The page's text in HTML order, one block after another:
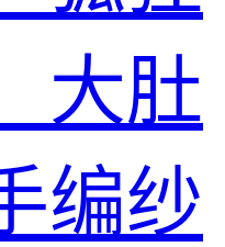
大肚
编纱